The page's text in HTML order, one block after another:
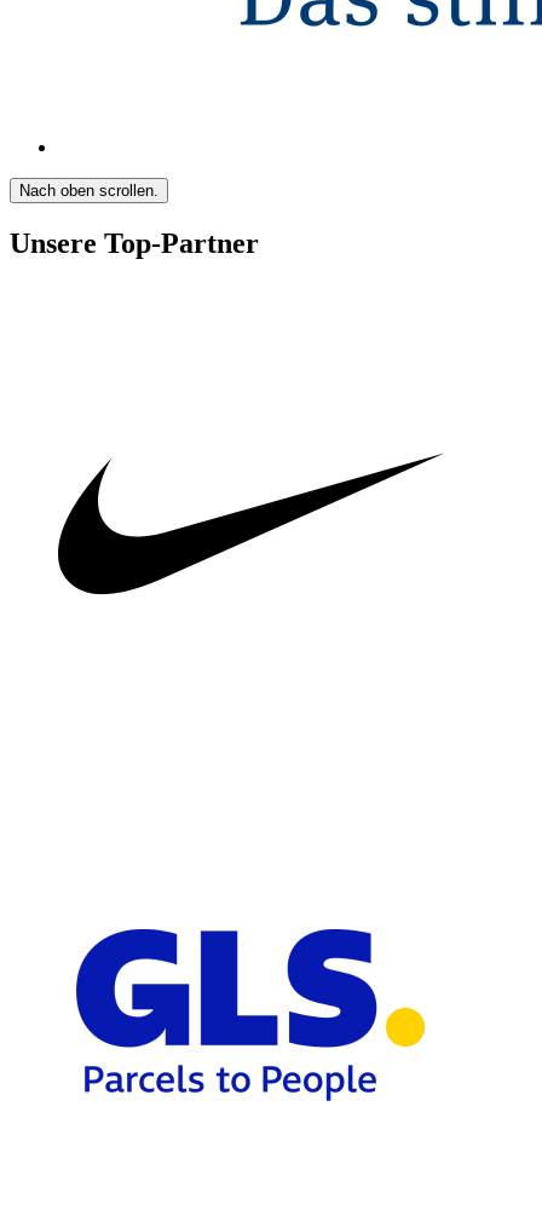
Nach oben scrollen.
Unsere Top-Partner